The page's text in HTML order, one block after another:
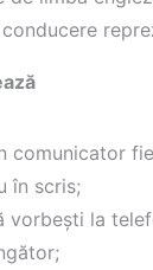
comunicator
în scris;
vorbești la